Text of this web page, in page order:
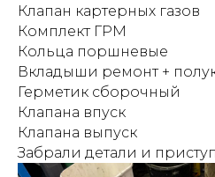
Клапан картерных газов
Комплект ГРМ
Кольца поршневые
Вкладыши ремонт +
Герметик сборочный
Клапана впуск
Клапана выпуск
Забрали детали и